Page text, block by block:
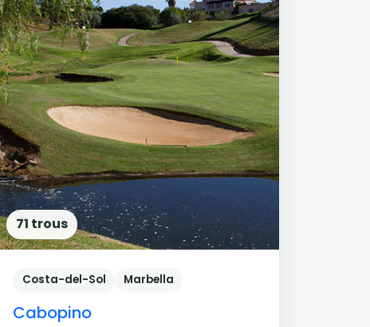
71 trous
Costa-del-Sol Marbella
Cabopino